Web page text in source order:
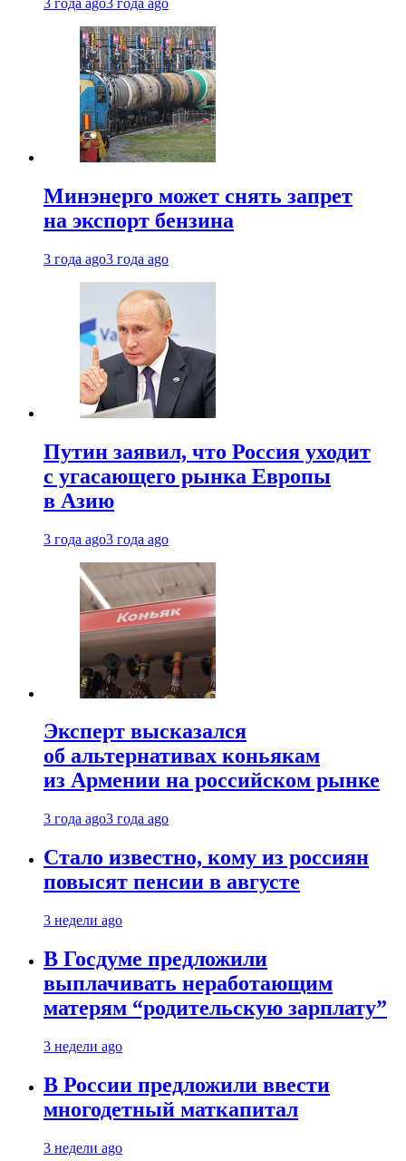
Минэнерго может снять запрет
на экспорт бензина
3 года ago3 года ago
Путин заявил, что Россия уходит
с угасающего рынка Европы
в Азию
3 года ago3 года ago
Эксперт высказался
об альтернативах коньякам
из Армении на российском рынке
3 года ago3 года ago
Стало известно, кому из россиян
повысят пенсии в августе
3 недели ago
В Госдуме предложили
выплачивать неработающим
матерям “родительскую зарплату”
3 недели ago
В России предложили ввести
многодетный маткапитал
3 недели ago